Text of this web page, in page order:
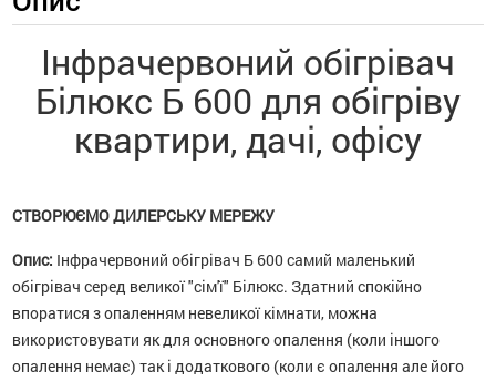
Інфрачервоний обігрівач
Білюкс Б 600 для обігріву
квартири, дачі, офісу
СТВОРЮЄМО ДИЛЕРСЬКУ МЕРЕЖУ
Опис: Інфрачервоний обігрівач Б 600 самий маленький
обігрівач серед великої "сім'ї" Білюкс. Здатний спокійно
впоратися з опаленням невеликої кімнати, можна
використовувати як для основного опалення (коли іншого
опалення немає) так і додаткового (коли є опалення але його